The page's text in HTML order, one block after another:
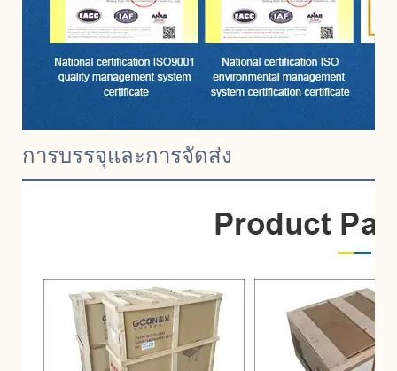
การบรรจุและการจัดส่ง